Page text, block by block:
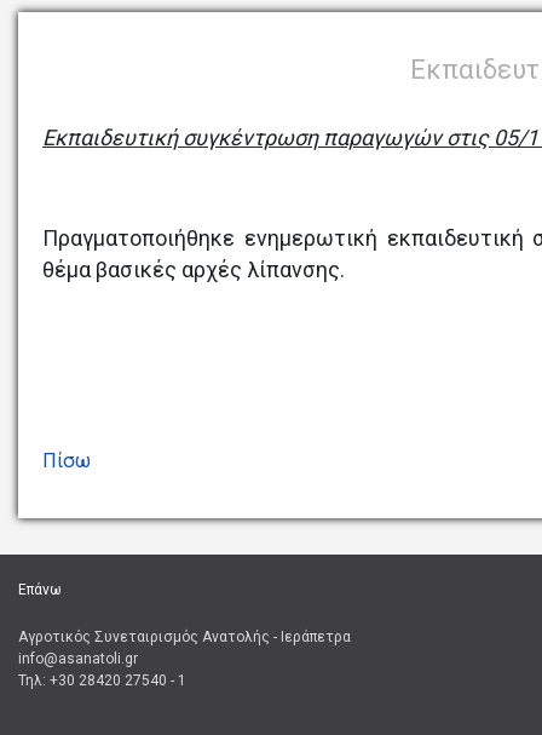
Εκπαιδευτική συγκέντρωση παραγωγών στις 05/
Πραγματοποιήθηκε ενημερωτική
θέμα βασικές αρχές λίπανσης.
Πίσω
Επάνω
Αγροτικός Συνεταιρισμός Ανατολής - Ιεράπετρα
info@asanatoli.gr
Τηλ: +30 28420 27540 - 1